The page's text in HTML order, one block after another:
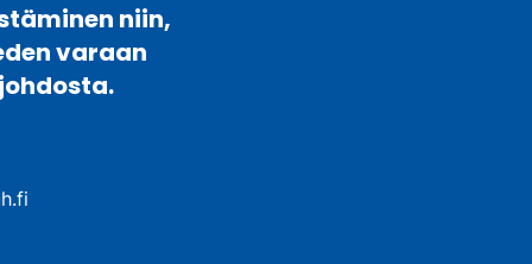
niin,
varaan